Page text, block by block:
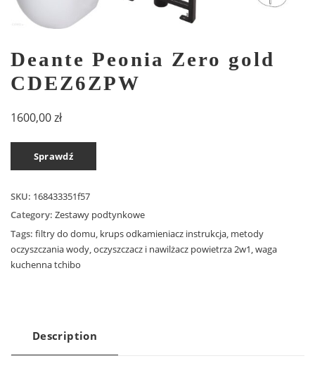
Deante Peonia Zero gold
CDEZ6ZPW
1600,00zł
Sprawdź
SKU: 168433351f57
Category: Zestawy podtynkowe
Tags: filtry do domu krups odkamieniacz instrukcja metody
oczyszczania wody oczyszczacz i nawilżacz powietrza 2w1 waga
kuchenna tchibo
Description